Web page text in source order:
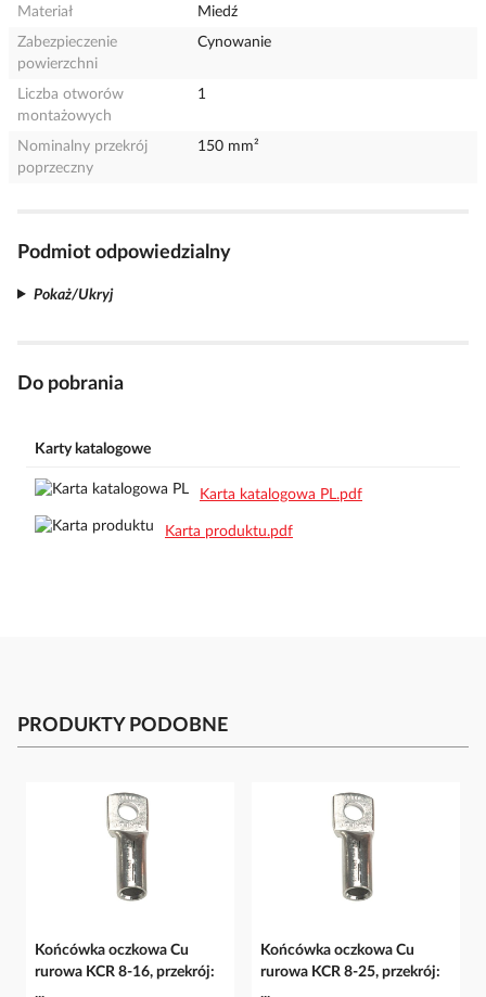
Materiał
Miedź
Zabezpieczenie
powierzchni
Cynowanie
Liczba otworów
montażowych
1
Nominalny przekrój
poprzeczny
150 mm²
Podmiot odpowiedzialny
Pokaż/Ukryj
Do pobrania
Karty katalogowe
Karta katalogowa PL.pdf
Karta produktu.pdf
PRODUKTY PODOBNE
Końcówka oczkowa Cu
rurowa KCR 8-16, przekrój:
Końcówka oczkowa Cu
rurowa KCR 8-25, przekrój: